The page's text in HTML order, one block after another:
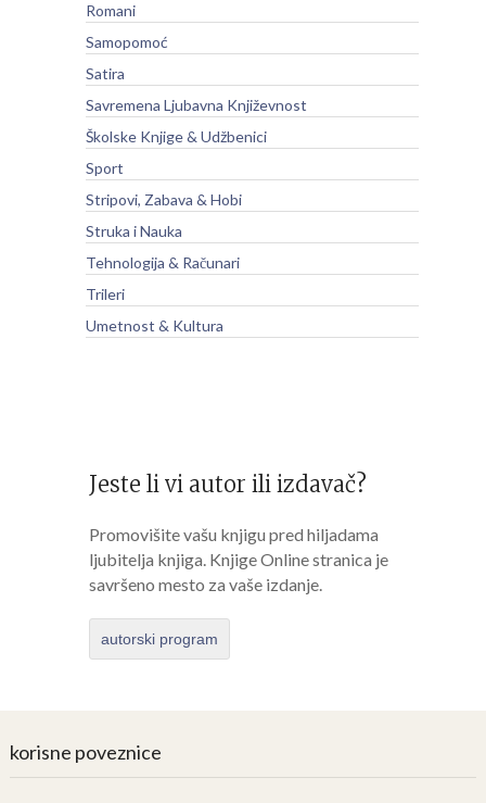
Romani
Samopomoć
Satira
Savremena Ljubavna Književnost
Školske Knjige & Udžbenici
Sport
Stripovi, Zabava & Hobi
Struka i Nauka
Tehnologija & Računari
Trileri
Umetnost & Kultura
Jeste li vi autor ili izdavač?
Promovišite vašu knjigu pred hiljadama
ljubitelja knjiga. Knjige Online stranica je
savršeno mesto za vaše izdanje.
autorski program
korisne poveznice